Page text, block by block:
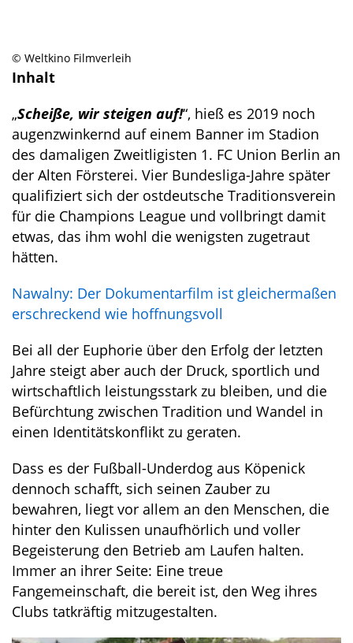
© Weltkino Filmverleih
Inhalt
„Scheiße, wir steigen auf!“, hieß es 2019 noch
augenzwinkernd auf einem Banner im Stadion
des damaligen Zweitligisten 1. FC Union Berlin an
der Alten Försterei. Vier Bundesliga-Jahre später
qualifiziert sich der ostdeutsche Traditionsverein
für die Champions League und vollbringt damit
etwas, das ihm wohl die wenigsten zugetraut
hätten.
Nawalny: Der Dokumentarfilm ist gleichermaßen
erschreckend wie hoffnungsvoll
Bei all der Euphorie über den Erfolg der letzten
Jahre steigt aber auch der Druck, sportlich und
wirtschaftlich leistungsstark zu bleiben, und die
Befürchtung zwischen Tradition und Wandel in
einen Identitätskonflikt zu geraten.
Dass es der Fußball-Underdog aus Köpenick
dennoch schafft, sich seinen Zauber zu
bewahren, liegt vor allem an den Menschen, die
hinter den Kulissen unaufhörlich und voller
Begeisterung den Betrieb am Laufen halten.
Immer an ihrer Seite: Eine treue
Fangemeinschaft, die bereit ist, den Weg ihres
Clubs tatkräftig mitzugestalten.